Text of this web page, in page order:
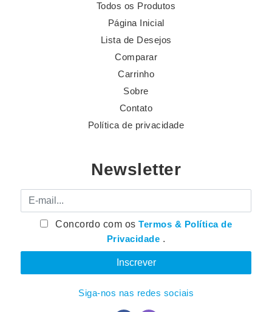
Todos os Produtos
Página Inicial
Lista de Desejos
Comparar
Carrinho
Sobre
Contato
Política de privacidade
Newsletter
E-mail
Concordo com osTermos & Política de
Privacidade .
Siga-nos nas redes sociais